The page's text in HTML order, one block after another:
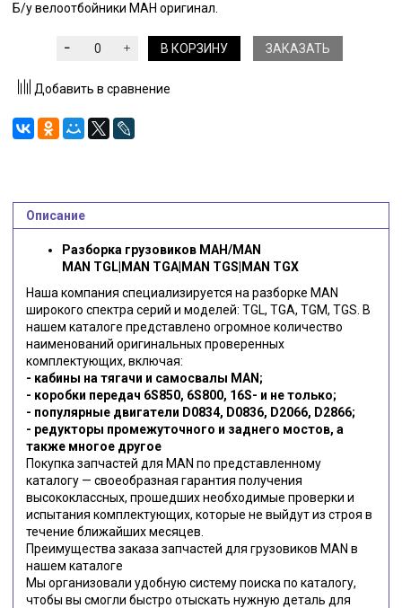
Б/у велоотбойники МАН оригинал.
В КОРЗИНУ ЗАКАЗАТЬ
Добавить в сравнение
Описание
Разборка грузовиков МАН/MAN
MAN TGL|MAN TGA|MAN TGS|MAN TGX
Наша компания специализируется на разборке MAN
широкого спектра серий и моделей: TGL, TGA, TGM, TGS. В
нашем каталоге представлено огромное количество
наименований оригинальных проверенных
комплектующих, включая:
- кабины на тягачи и самосвалы MAN;
- коробки передач 6S850, 6S800, 16S- и не только;
- популярные двигатели D0834, D0836, D2066, D2866;
- редукторы промежуточного и заднего мостов, а
также многое другое
Покупка запчастей для MAN по представленному
каталогу — своеобразная гарантия получения
высококлассных, прошедших необходимые проверки и
испытания комплектующих, которые не выйдут из строя в
течение ближайших месяцев.
Преимущества заказа запчастей для грузовиков MAN в
нашем каталоге
Мы организовали удобную систему поиска по каталогу,
чтобы вы смогли быстро отыскать нужную деталь для